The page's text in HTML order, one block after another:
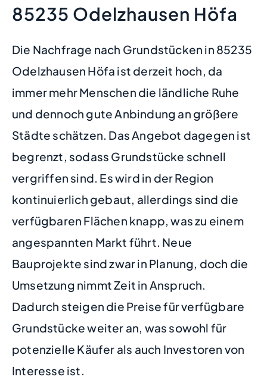
85235 Odelzhausen Höfa
Die Nachfrage nach Grundstücken in 85235
Odelzhausen Höfa ist derzeit hoch, da
immer mehr Menschen die ländliche Ruhe
und dennoch gute Anbindung an größere
Städte schätzen. Das Angebot dagegen ist
begrenzt, sodass Grundstücke schnell
vergriffen sind. Es wird in der Region
kontinuierlich gebaut, allerdings sind die
verfügbaren Flächen knapp, was zu einem
angespannten Markt führt. Neue
Bauprojekte sind zwar in Planung, doch die
Umsetzung nimmt Zeit in Anspruch.
Dadurch steigen die Preise für verfügbare
Grundstücke weiter an, was sowohl für
potenzielle Käufer als auch Investoren von
Interesse ist.